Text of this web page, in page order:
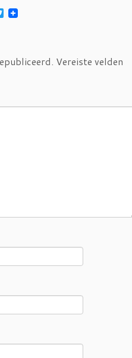
T
w
e
r
Vereiste velden